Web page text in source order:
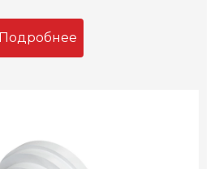
Подробнее